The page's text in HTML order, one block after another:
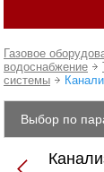
Газовое
водоснабжение
системы
Выбор по